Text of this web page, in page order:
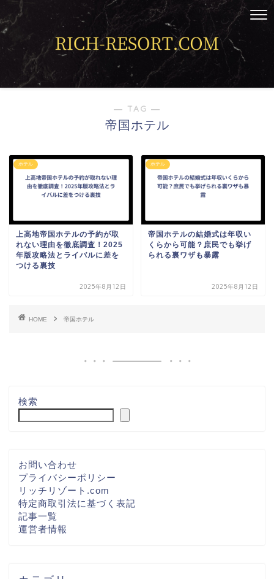
― TAG ―
帝国ホテル
ホテル
上高地帝国ホテルの予約が取
れない理由を徹底調査！2025
年版攻略法とライバルに差を
つける裏技
2025年8月12日
ホテル
帝国ホテルの結婚式は年収い
くらから可能？庶民でも挙げ
られる裏ワザも暴露
2025年8月12日
HOME 帝国ホテル
検索
お問い合わせ
プライバシーポリシー
リッチリゾート.com
特定商取引法に基づく表記
記事一覧
運営者情報